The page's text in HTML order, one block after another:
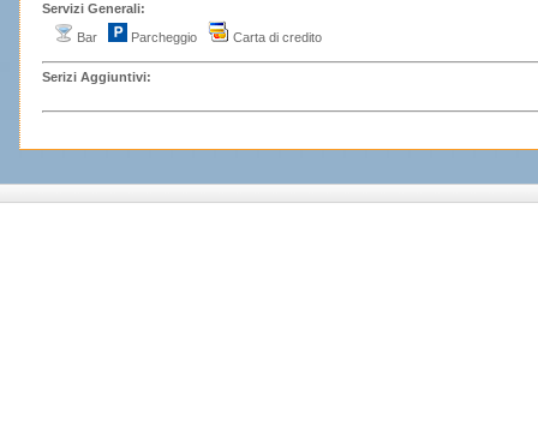
Servizi Generali:
Bar
Parcheggio Carta di credito
Serizi Aggiuntivi: